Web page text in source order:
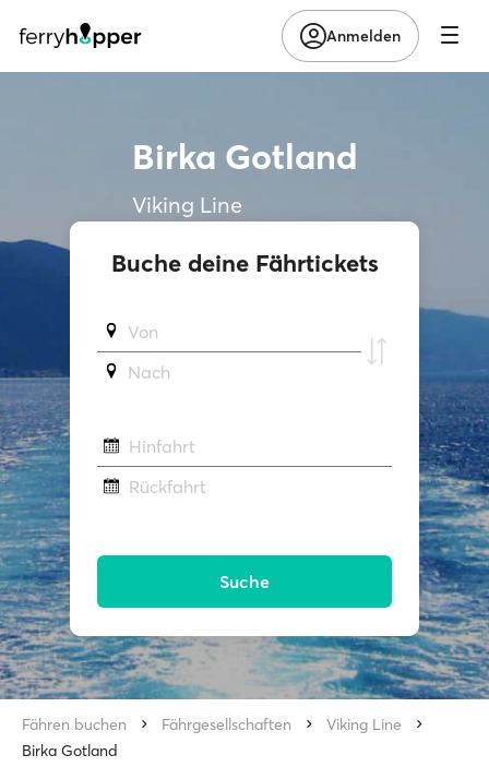
Anmelden
Birka Gotland
Viking Line
Buche deine Fährtickets
Von
Νach
Hinfahrt
Rückfahrt
Suche
Fähren buchen Fährgesellschaften
Viking Line
Birka Gotland